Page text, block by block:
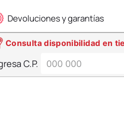
Devoluciones y garantías
Consulta disponibilidad en
C.P.